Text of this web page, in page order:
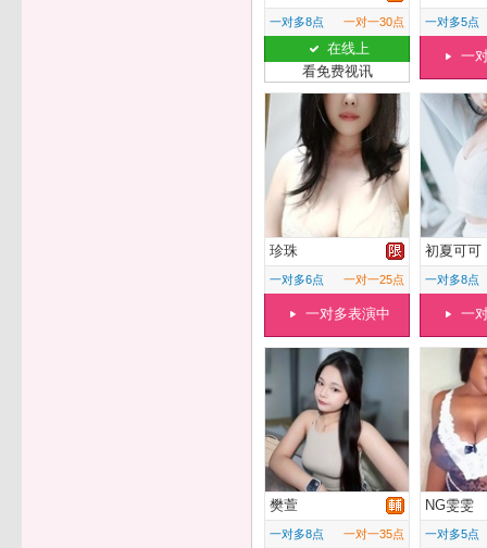
一对多8点 一对一30点
在线上
看免费视讯
一对多5点
一
珍珠
一对多6点 一对一25点
一对多表演中
初夏可可
一对多8点
一
樊萱
一对多8点 一对一35点
NG雯雯
一对多5点